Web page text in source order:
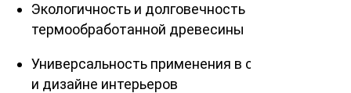
Экологичность и долговечность
термообработанной древесины
Универсальность применения в строительстве
и дизайне интерьеров